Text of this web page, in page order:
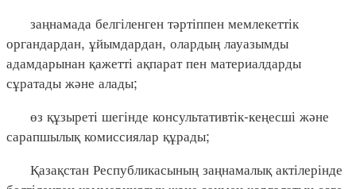
заңнамада белгіленген тәртіппен мемлекеттік
органдардан, ұйымдардан, олардың лауазымды
адамдарынан қажетті ақпарат пен материалдарды
сұратады және алады;
өз құзыреті шегінде консультативтік-кеңесші және
сарапшылық комиссиялар құрады;
Қазақстан Республикасының заңнамалық актілерінде